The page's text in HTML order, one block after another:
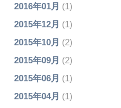
2016年01月 (1)
2015年12月 (1)
2015年10月 (2)
2015年09月 (2)
2015年06月 (1)
2015年04月 (1)